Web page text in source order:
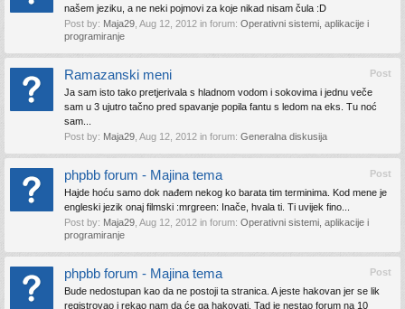
našem jeziku, a ne neki pojmovi za koje nikad nisam čula :D
Post by: Maja29 Aug 12, 2012 in forum: Operativni sistemi, aplikacije i
programiranje
Post
Ramazanski meni
Ja sam isto tako pretjerivala s hladnom vodom i sokovima i jednu veče
sam u 3 ujutro tačno pred spavanje popila fantu s ledom na eks. Tu noć
sam...
Post by: Maja29 Aug 12, 2012 in forum: Generalna diskusija
Post
phpbb forum - Majina tema
Hajde hoću samo dok nađem nekog ko barata tim terminima. Kod mene je
engleski jezik onaj filmski :mrgreen: Inače, hvala ti. Ti uvijek fino...
Post by: Maja29 Aug 12, 2012 in forum: Operativni sistemi, aplikacije i
programiranje
Post
phpbb forum - Majina tema
Bude nedostupan kao da ne postoji ta stranica. A jeste hakovan jer se lik
registrovao i rekao nam da će ga hakovati. Tad je nestao forum na 10